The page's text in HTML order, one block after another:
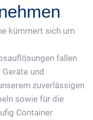
kümmert sich um
fallen
und
zuverlässigen
sowie für die
Container